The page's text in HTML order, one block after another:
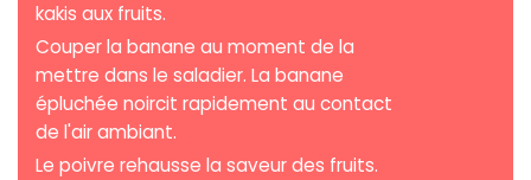
kakis aux fruits.
Couper la banane au moment de la
mettre dans le saladier. La banane
épluchée noircit rapidement au contact
de l'air ambiant.
Le poivre rehausse la saveur des fruits.